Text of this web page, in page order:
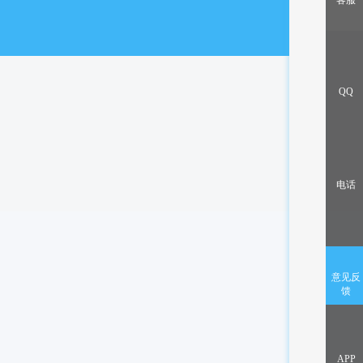
QQ
电话
意见反
馈
APP